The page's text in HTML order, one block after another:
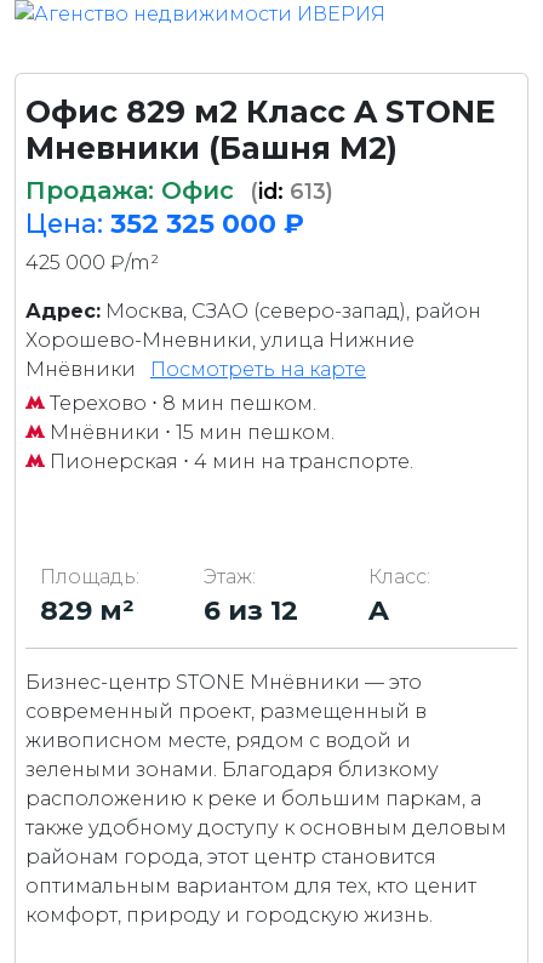
Офис 829 м2 Класс A STONE
Мневники (Башня М2)
Продажа: Офис (id: 613)
Цена: 352 325 000 ₽
425 000 ₽/m²
Адрес: Москва, СЗАО (северо-запад), район
Хорошево-Мневники, улица Нижние
Мнёвники
Посмотреть на карте
Терехово ⋅ 8 мин пешком.
Мнёвники ⋅ 15 мин пешком.
Пионерская ⋅ 4 мин на транспорте.
Площадь:
829 м²
Этаж:
6 из 12
Класс:
A
Бизнес-центр STONE Мнёвники — это
современный проект, размещенный в
живописном месте, рядом с водой и
зелеными зонами. Благодаря близкому
расположению к реке и большим паркам, а
также удобному доступу к основным деловым
районам города, этот центр становится
оптимальным вариантом для тех, кто ценит
комфорт, природу и городскую жизнь.